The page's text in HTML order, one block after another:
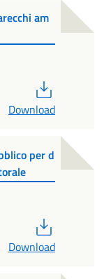
am
Download
per d
Download